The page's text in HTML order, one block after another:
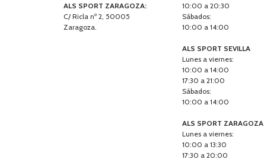
ALS SPORT ZARAGOZA:
C/ Ricla nº 2, 50005
Zaragoza.
10:00 a 20:30
Sábados:
10:00 a 14:00
ALS SPORT SEVILLA
Lunes a viernes:
10:00 a 14:00
17:30 a 21:00
Sábados:
10:00 a 14:00
ALS SPORT ZARAGOZA
Lunes a viernes:
10:00 a 13:30
17:30 a 20:00